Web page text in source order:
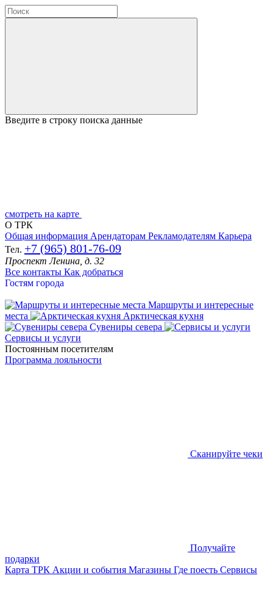
Введите в строку поиска данные
смотреть на карте
О ТРК
Общая информация Арендаторам Рекламодателям Карьера
Тел. +7 (965) 801-76-09
Проспект Ленина, д. 32
Все контакты Как добраться
Гостям города
Маршруты и интересные
места
Арктическая кухня
Сувениры севера
Сервисы и услуги
Постоянным посетителям
Программа лояльности
Сканируйте чеки
Получайте
подарки
Карта ТРК Акции и события Магазины Где поесть Сервисы